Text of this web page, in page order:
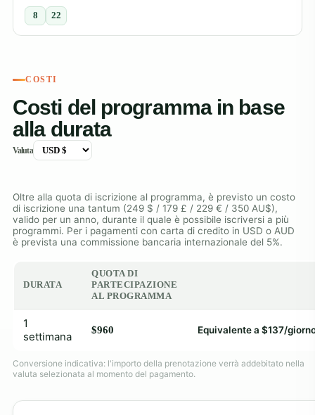
8 22
COSTI
Costi del programma in base
alla durata
Valuta
Oltre alla quota di iscrizione al programma, è previsto un costo
di iscrizione una tantum (249 $ / 179 £ / 229 € / 350 AU$),
valido per un anno, durante il quale è possibile iscriversi a più
programmi. Per i pagamenti con carta di credito in USD o AUD
è prevista una commissione bancaria internazionale del 5%.
DURATA
QUOTA DI
PARTECIPAZIONE
AL PROGRAMMA
1
settimana
$960 Equivalente a $137/
Conversione indicativa: l'importo della prenotazione verrà addebitato nella
valuta selezionata al momento del pagamento.